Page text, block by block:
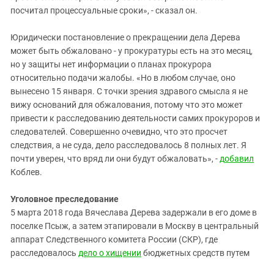
посчитал процессуальные сроки», - сказал он.
Юридически постановление о прекращении дела Дерева
может быть обжаловано - у прокуратуры есть на это месяц,
но у защиты нет информации о планах прокурора
относительно подачи жалобы. «Но в любом случае, оно
вынесено 15 января. С точки зрения здравого смысла я не
вижу оснований для обжалования, потому что это может
привести к расследованию деятельности самих прокуроров и
следователей. Совершенно очевидно, что это просчет
следствия, а не суда, дело расследовалось 8 полных лет. Я
почти уверен, что вряд ли они будут обжаловать», -добавил
Коблев.
Уголовное преследование
5 марта 2018 года Вячеслава Дерева задержали в его доме в
поселке Псыж, а затем этапировали в Москву в центральный
аппарат Следственного комитета России (СКР), где
расследовалось дело о хищении бюджетных средств путем